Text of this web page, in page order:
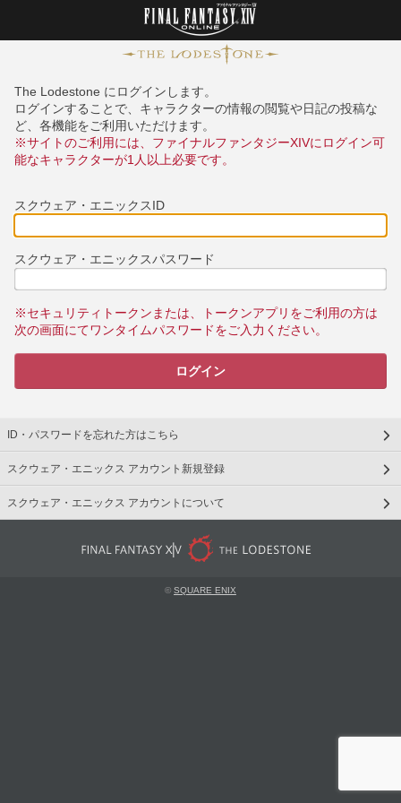
The Lodestone にログインします。
ログインすることで、キャラクターの情報の閲覧や日記の投稿な
ど、各機能をご利用いただけます。
※サイトのご利用には、ファイナルファンタジーXIVにログイン可
能なキャラクターが1人以上必要です。
スクウェア・エニックスID
スクウェア・エニックスパスワード
※セキュリティトークンまたは、トークンアプリをご利用の方は
次の画面にてワンタイムパスワードをご入力ください。
ログイン
ID・パスワードを忘れた方はこちら
スクウェア・エニックス アカウント新規登録
スクウェア・エニックス アカウントについて
©SQUARE ENIX